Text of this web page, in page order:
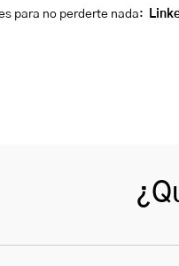
para no perderte nada: